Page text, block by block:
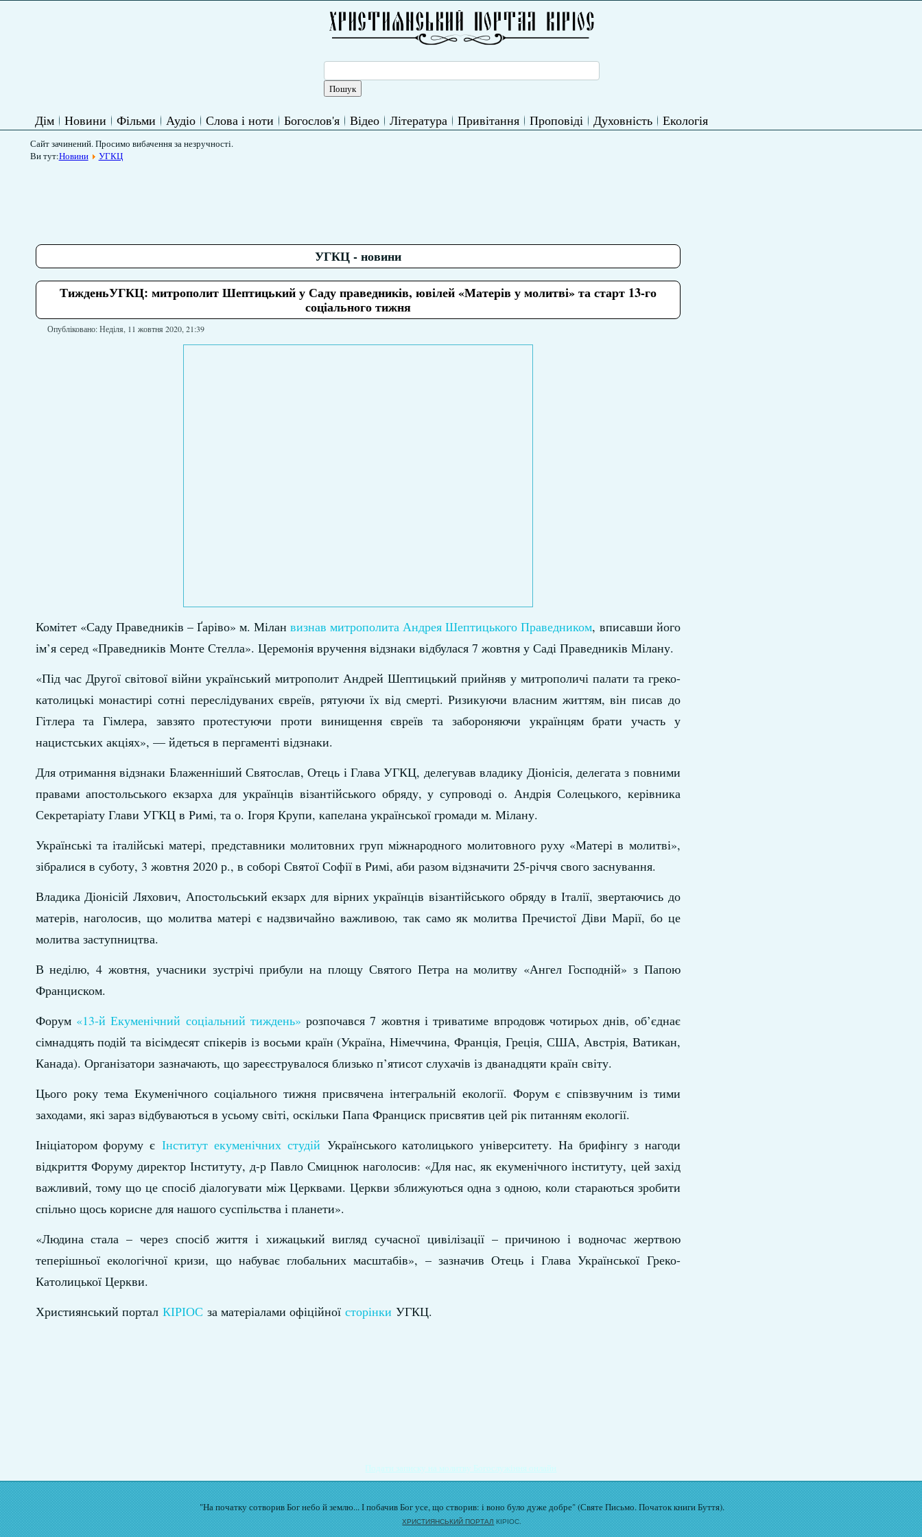
Дім Новини Фільми Аудіо Слова і ноти Богослов'я Відео Література Привітання Проповіді Духовність Екологія
Сайт зачинений. Просимо вибачення за незручності.
Ви тут:Новини УГКЦ
УГКЦ - новини
ТижденьУГКЦ: митрополит Шептицький у Саду праведників, ювілей «Матерів у молитві» та старт 13-го
соціального тижня
Опубліковано: Неділя, 11 жовтня 2020, 21:39
Комітет «Саду Праведників – Ґаріво» м. Міланвизнав митрополита Андрея Шептицького Праведником, вписавши його
ім’я серед «Праведників Монте Стелла». Церемонія вручення відзнаки відбулася 7 жовтня у Саді Праведників Мілану.
«Під час Другої світової війни український митрополит Андрей Шептицький прийняв у митрополичі палати та греко-
католицькі монастирі сотні переслідуваних євреїв, рятуючи їх від смерті. Ризикуючи власним життям, він писав до
Гітлера та Гімлера, завзято протестуючи проти винищення євреїв та забороняючи українцям брати участь у
нацистських акціях», — йдеться в пергаменті відзнаки.
Для отримання відзнаки Блаженніший Святослав, Отець і Глава УГКЦ, делегував владику Діонісія, делегата з повними
правами апостольського екзарха для українців візантійського обряду, у супроводі о. Андрія Солецького, керівника
Секретаріату Глави УГКЦ в Римі, та о. Ігоря Крупи, капелана української громади м. Мілану.
Українські та італійські матері, представники молитовних груп міжнародного молитовного руху «Матері в молитві»,
зібралися в суботу, 3 жовтня 2020 р., в соборі Святої Софії в Римі, аби разом відзначити 25-річчя свого заснування.
Владика Діонісій Ляхович, Апостольський екзарх для вірних українців візантійського обряду в Італії, звертаючись до
матерів, наголосив, що молитва матері є надзвичайно важливою, так само як молитва Пречистої Діви Марії, бо це
молитва заступництва.
В неділю, 4 жовтня, учасники зустрічі прибули на площу Святого Петра на молитву «Ангел Господній» з Папою
Франциском.
Форум «13-й Екуменічний соціальний тиждень» розпочався 7 жовтня і триватиме впродовж чотирьох днів, об’єднає
сімнадцять подій та вісімдесят спікерів із восьми країн (Україна, Німеччина, Франція, Греція, США, Австрія, Ватикан,
Канада). Організатори зазначають, що зареєструвалося близько п’ятисот слухачів із дванадцяти країн світу.
Цього року тема Екуменічного соціального тижня присвячена інтегральній екології. Форум є співзвучним із тими
заходами, які зараз відбуваються в усьому світі, оскільки Папа Франциск присвятив цей рік питанням екології.
Ініціатором форуму єІнститут екуменічних студій Українського католицького університету. На брифінгу з нагоди
відкриття Форуму директор Інституту, д-р Павло Смицнюк наголосив: «Для нас, як екуменічного інституту, цей захід
важливий, тому що це спосіб діалогувати між Церквами. Церкви зближуються одна з одною, коли стараються зробити
спільно щось корисне для нашого суспільства і планети».
«Людина стала – через спосіб життя і хижацький вигляд сучасної цивілізації – причиною і водночас жертвою
теперішньої екологічної кризи, що набуває глобальних масштабів», – зазначив Отець і Глава Української Греко-
Католицької Церкви.
Християнський портал КІРІОС за матеріалами офіційної сторінки УГКЦ.
Подати записку на молитву Богослужіння онлайн
"На початку сотворив Бог небо й землю... І побачив Бог усе, що створив: і воно було дуже добре" (Святе Письмо. Початок книги Буття).
ХРИСТИЯНСЬКИЙ ПОРТАЛ КІРІОС.